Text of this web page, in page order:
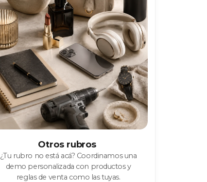
Otros rubros
¿Tu rubro no está acá? Coordinamos una
demo personalizada con productos y
reglas de venta como las tuyas.